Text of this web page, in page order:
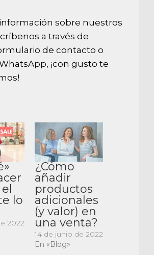
sobre nuestros
a través de
de contacto o
¡con gusto te
lo
2022
¿Cómo
añadir
productos
adicionales
(y valor) en
una venta?
14 de junio de 2022
En «Blog»